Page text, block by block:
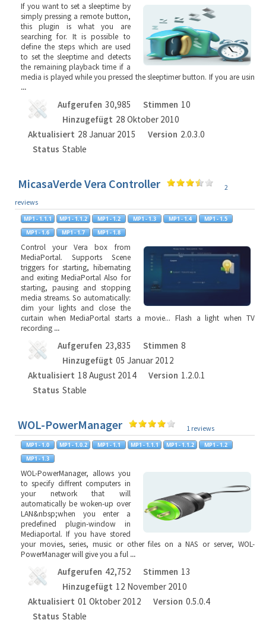
If you want to set a sleeptime by
simply pressing a remote button,
this plugin is what you are
searching for. It is possible to
define the steps which are used
to set the sleeptime and detects
the remaining playback time if a
media is played while you pressed the sleeptimer button. If you are usin
...
Aufgerufen 30,985 Stimmen 10
Hinzugefügt 28 Oktober 2010
Aktualisiert 28 Januar 2015 Version 2.0.3.0
Status Stable
MicasaVerde Vera Controller
2
reviews
Control your Vera box from
MediaPortal. Supports Scene
triggers for starting, hibernating
and exiting MediaPortal Also for
starting, pausing and stopping
media streams. So automatically:
dim your lights and close the
curtain when MediaPortal starts a movie... Flash a light when TV
recording ...
Aufgerufen 23,835 Stimmen 8
Hinzugefügt 05 Januar 2012
Aktualisiert 18 August 2014 Version 1.2.0.1
Status Stable
WOL-PowerManager 1 reviews
WOL-PowerManager, allows you
to specify diffrent computers in
your network that will
automatically be woken-up over
LAN&nbsp;when you enter a
predefined plugin-window in
Mediaportal. If you have stored
your movies, series, music or other files on a NAS or server, WOL-
PowerManager will give you a ful ...
Aufgerufen 42,752 Stimmen 13
Hinzugefügt 12 November 2010
Aktualisiert 01 Oktober 2012 Version 0.5.0.4
Status Stable